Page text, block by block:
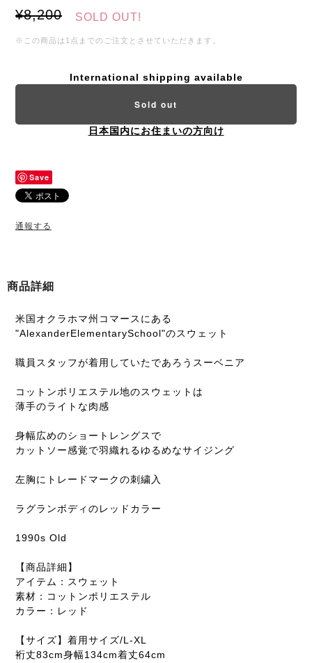
¥8,200 SOLD OUT!
※この商品は1点までのご注文とさせていただきます。
International shipping available
Sold out
日本国内にお住まいの方向け
Save
通報する
商品詳細
米国オクラホマ州コマースにある
"AlexanderElementarySchool"のスウェット
職員スタッフが着用していたであろうスーベニア
コットンポリエステル地のスウェットは
薄手のライトな肉感
身幅広めのショートレングスで
カットソー感覚で羽織れるゆるめなサイジング
左胸にトレードマークの刺繍入
ラグランボディのレッドカラー
1990s Old
【商品詳細】
アイテム：スウェット
素材：コットンポリエステル
カラー：レッド
【サイズ】着用サイズ/L-XL
裄丈83cm身幅134cm着丈64cm